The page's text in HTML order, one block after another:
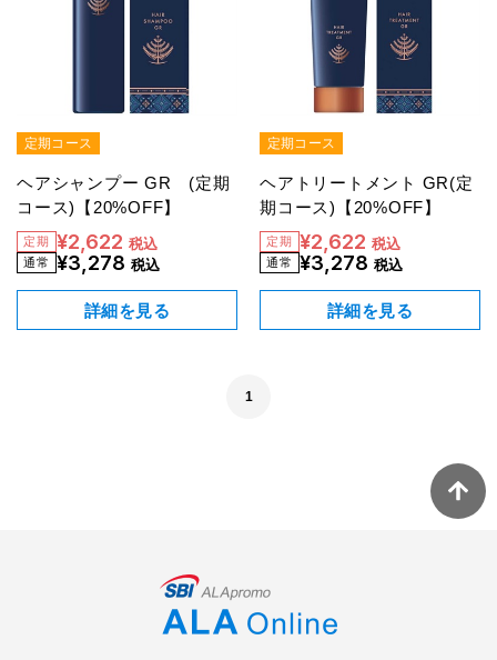
定期コース
ヘアシャンプー GR (定期
コース)【20%OFF】
¥2,622 税込
¥3,278 税込
詳細を見る
定期コース
ヘアトリートメント GR(定
期コース)【20%OFF】
¥2,622 税込
¥3,278 税込
詳細を見る
1